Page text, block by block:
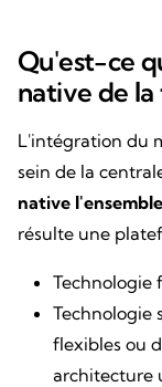
Qu'est-ce
native de la
L'intégration du
sein de la
native
résulte une
Technologie
Technologie
flexibles ou
architecture